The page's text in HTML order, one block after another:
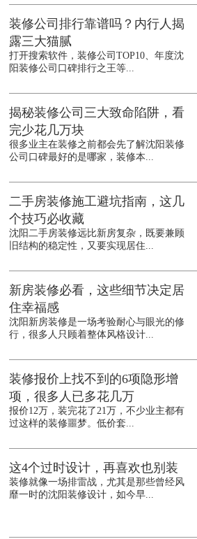
装修公司排行靠谱吗？内行人揭
露三大猫腻
打开搜索软件，装修公司TOP10、年度沈
阳装修公司口碑排行之王等...
揭秘装修公司三大致命陷阱，看
完少花几万块
很多业主在装修之前都会先了解沈阳装修
公司口碑最好的是哪家，装修本...
二手房装修施工避坑指南，这几
个技巧必收藏
沈阳二手房装修远比新房复杂，既要兼顾
旧结构的稳定性，又要实现居住...
新房装修必看，这些细节决定居
住幸福感
沈阳新房装修是一场考验耐心与眼光的修
行，很多人只顾着整体风格设计...
装修报价上找不到的6项隐形增
项，很多人已多花几万
报价12万，装完花了21万，不少业主都有
过这样的装修噩梦。低价套...
这4个过时设计，再喜欢也别装
装修就像一场排雷战，尤其是那些曾经风
靡一时的沈阳装修设计，如今早...